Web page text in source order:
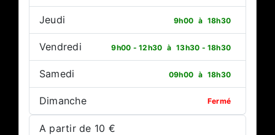
Jeudi 9h00 à 18h30
Vendredi 9h00 - 12h30 à 13h30 - 18h30
Samedi 09h00 à 18h30
Dimanche Fermé
A partir de 10 €